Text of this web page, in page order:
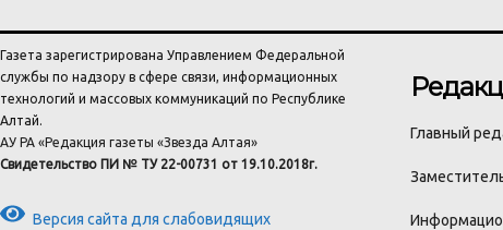
Газета зарегистрирована Управлением Федеральной
службы по надзору в сфере связи, информационных
технологий и массовых коммуникаций по Республике
Алтай.
АУ РА «Редакция газеты «Звезда Алтая»
Свидетельство ПИ № ТУ 22-00731 от 19.10.2018г.
Версия сайта для слабовидящих
Главный